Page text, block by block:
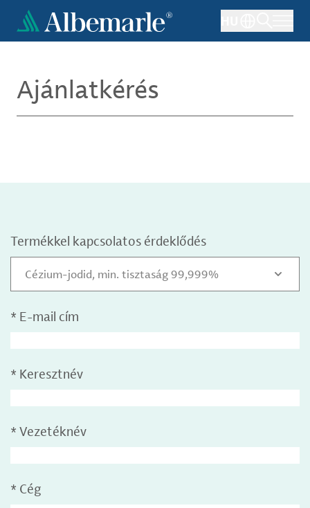
Ugrás
tartalomra
Ajánlatkérés
Termékkel kapcsolatos érdeklődés
Cézium-jodid, min. tisztaság 99,999%
* E-mail cím
* Keresztnév
* Vezetéknév
* Cég